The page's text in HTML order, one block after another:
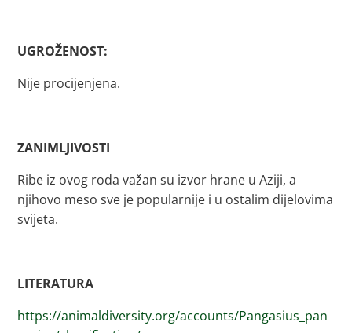
UGROŽENOST:
Nije procijenjena.
ZANIMLJIVOSTI
Ribe iz ovog roda važan su izvor hrane u Aziji, a
njihovo meso sve je popularnije i u ostalim dijelovima
svijeta.
LITERATURA
https://animaldiversity.org/accounts/Pangasius_pan